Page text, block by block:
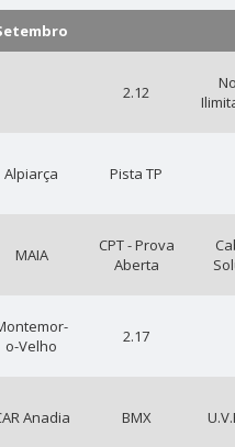
2.12
Alpiarça Pista TP
MAIA
CPT - Prova
Aberta
o-Velho
2.17
Anadia BMX